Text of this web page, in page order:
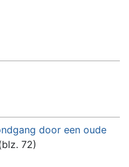
door een oude
72)